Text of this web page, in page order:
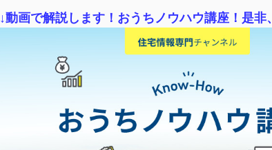
↓動画で解説します！おうちノウハウ講座！是非